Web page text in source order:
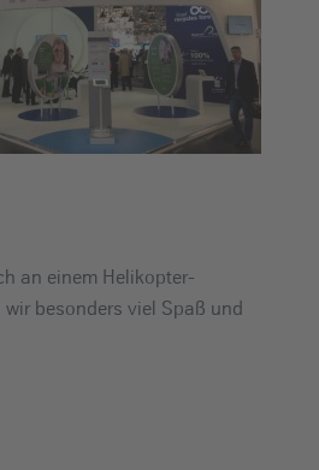
an einem Helikopter-
besonders viel Spaß und